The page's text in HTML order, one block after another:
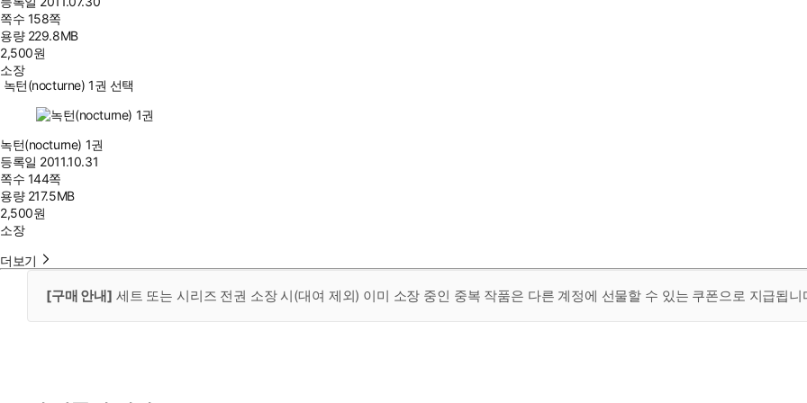
쪽수 158쪽
용량 229.8MB
2,500원
소장
녹턴(nocturne) 1권 선택
녹턴(nocturne) 1권
등록일 2011.10.31
쪽수 144쪽
용량 217.5MB
2,500원
소장
더보기
[구매 안내] 세트 또는 시리즈 전권 소장 시(대여 제외) 이미 소장 중인 중복 작품은 다른 계정에 선물할 수 있는 쿠폰으로 지급됩니